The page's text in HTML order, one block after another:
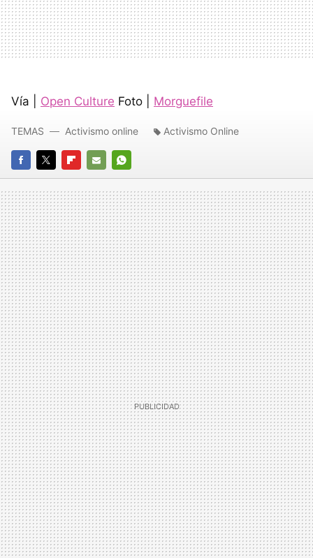
Vía | Open Culture Foto | Morguefile
FACEBOOK
TWITTERFLIPBOARD
E-
MAIL
WHATSAPP
TEMAS Activismo online Activismo Online